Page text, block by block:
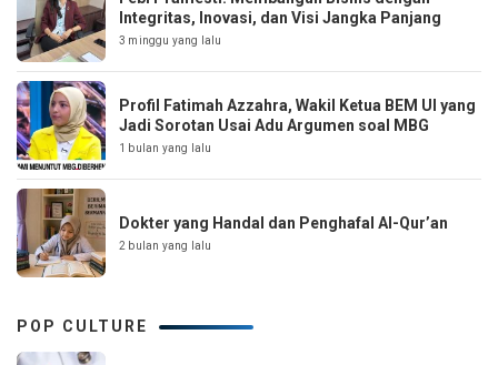
Integritas, Inovasi, dan Visi Jangka Panjang
3 minggu yang lalu
Profil Fatimah Azzahra, Wakil Ketua BEM UI yang
Jadi Sorotan Usai Adu Argumen soal MBG
1 bulan yang lalu
Dokter yang Handal dan Penghafal Al-Qur’an
2 bulan yang lalu
POP CULTURE